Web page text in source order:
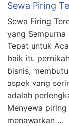
Sewa Piring
Sewa Piring
yang Sempurna
Tepat untuk
baik itu
bisnis,
aspek yang
adalah
Menyewa
menawarkan …